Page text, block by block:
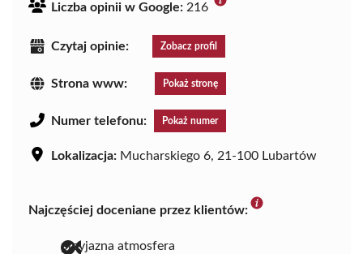
Liczba opinii w Google: 216
Czytaj opinie: Zobacz profil
Strona www: Pokaż stronę
Numer telefonu: Pokaż numer
Lokalizacja: Mucharskiego 6, 21-100 Lubartów
Najczęściej doceniane przez klientów:
przyjazna atmosfera